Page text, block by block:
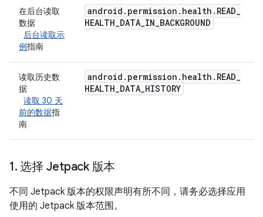
在后台读取
数据
后台读取示
例指南
android . permission . health . READ_
HEALTH_DATA_IN_BACKGROUND
读取历史数
据
读取 30 天
前的数据指
南
android . permission . health . READ_
HEALTH_DATA_HISTORY
1. 选择 Jetpack 版本
不同 Jetpack 版本的权限声明有所不同，请务必选择应用
使用的 Jetpack 版本范围。